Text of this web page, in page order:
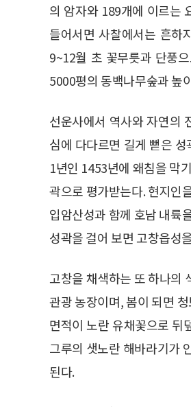
의 암자와 189개에 이르는
들어서면 사찰에서는 흔하
9~12월 초 꽃무릇과 단풍
5000평의 동백나무숲과 높
선운사에서 역사와 자연의
심에 다다르면 길게 뻗은
1년인 1453년에 왜침을 막
곽으로 평가받는다. 현지인
입암산성과 함께 호남 내륙
성곽을 걸어 보면 고창읍성
고창을 채색하는 또 하나의
관광 농장이며, 봄이 되면
면적이 노란 유채꽃으로 뒤
그루의 샛노란 해바라기가
된다.